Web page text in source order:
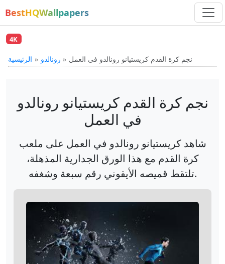
BestHQWallpapers
4K
الرئيسية رونالدو نجم كرة القدم كريستيانو رونالدو في العمل
نجم كرة القدم كريستيانو رونالدو
في العمل
شاهد كريستيانو رونالدو في العمل على ملعب
كرة القدم مع هذا الورق الجدارية المذهلة،
تلتقط قميصه الأيقوني رقم سبعة وشغفه.